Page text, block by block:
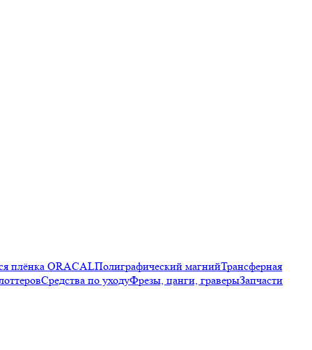
плёнка ORACALПолиграфический магнийТрансферная
Средства по уходуФрезы, цанги, граверыЗапчасти